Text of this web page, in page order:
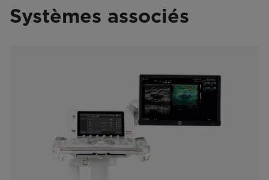
Systèmes associés